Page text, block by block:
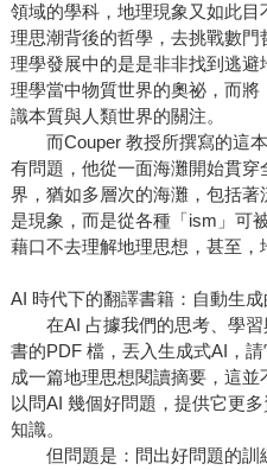
領域的學科，地理現象又如此
理思潮背後的哲學，去挑戰數
理學發展中的是是非非找到逃
理學當中物質世界的奧祕，而
識本質與人類世界的關注。
而Couper 教授所撰寫的這本
有問題，他從一面海灘開始貫
界，猶如多層次的海灘，包括
是現象，而是從各種「ism」可
藉口不去理解地理思想，甚至，
AI 時代下的翻譯書籍：自動生
在AI 占據我們的思考、學習
書的PDF 檔，丟入生成式AI，
成一篇地理思想閱讀摘要，這
以問AI 幾個好問題，提供它更
知識。
但問題是：問出好問題的訓